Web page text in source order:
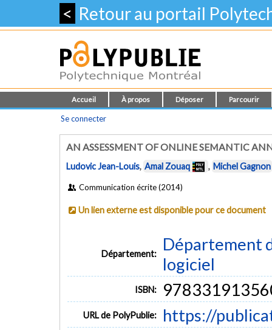
< Retour au portail
Accueil À propos Déposer Parcourir
Se connecter
AN ASSESSMENT OF ONLINE SEMANTIC
Ludovic Jean-Louis, Amal Zouaq , Michel Gagnon
Communication écrite (2014)
Un lien externe est disponible pour ce document
Département:
Département
logiciel
ISBN:
URL de PolyPublie: https://